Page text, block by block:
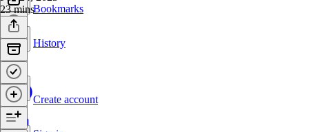
Bookmarks
History
Create account
23 mins